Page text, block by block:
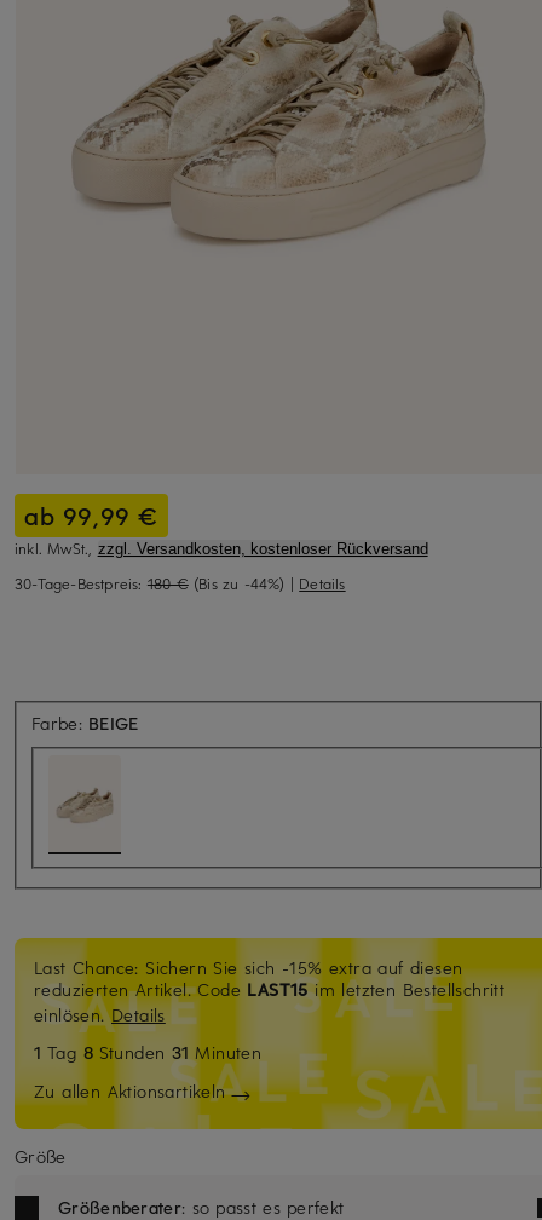
ab 99,99 €
inkl. MwSt., zzgl. Versandkosten, kostenloser Rückversand
30-Tage-Bestpreis: 180 € (Bis zu -44%) | Details
Farbe: BEIGE
Last Chance: Sichern Sie sich -15% extra auf diesen
reduzierten Artikel. Code LAST15im letzten Bestellschritt
einlösen.Details
1 Tag 8 Stunden 31 Minuten
Zu allen Aktionsartikeln
Größe
Größenberater: so passt es perfekt